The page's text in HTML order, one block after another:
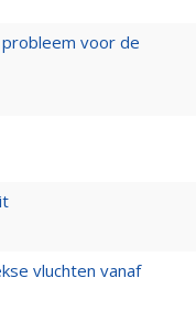
voor de
vluchten vanaf